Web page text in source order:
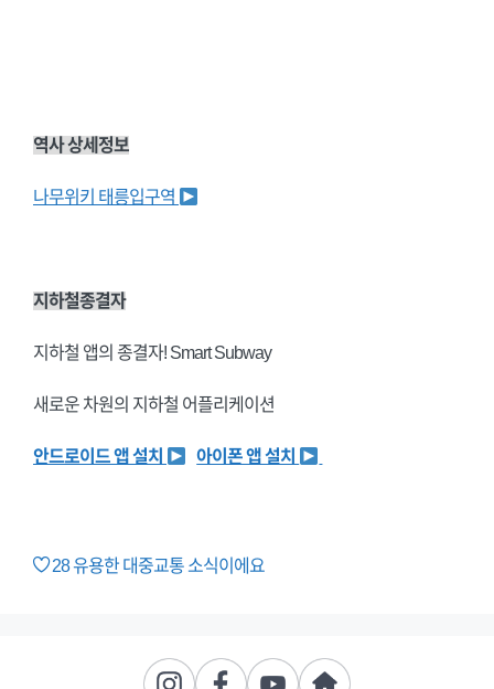
역사 상세정보
나무위키 태릉입구역
지하철종결자
지하철 앱의 종결자! Smart Subway
새로운 차원의 지하철 어플리케이션
안드로이드 앱 설치 아이폰 앱 설치
28유용한 대중교통 소식이에요